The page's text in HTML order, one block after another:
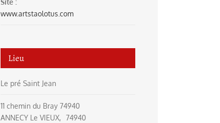
Site :
www.artstaolotus.com
Lieu
Le pré Saint Jean
11 chemin du Bray 74940
ANNECY Le VIEUX, 74940